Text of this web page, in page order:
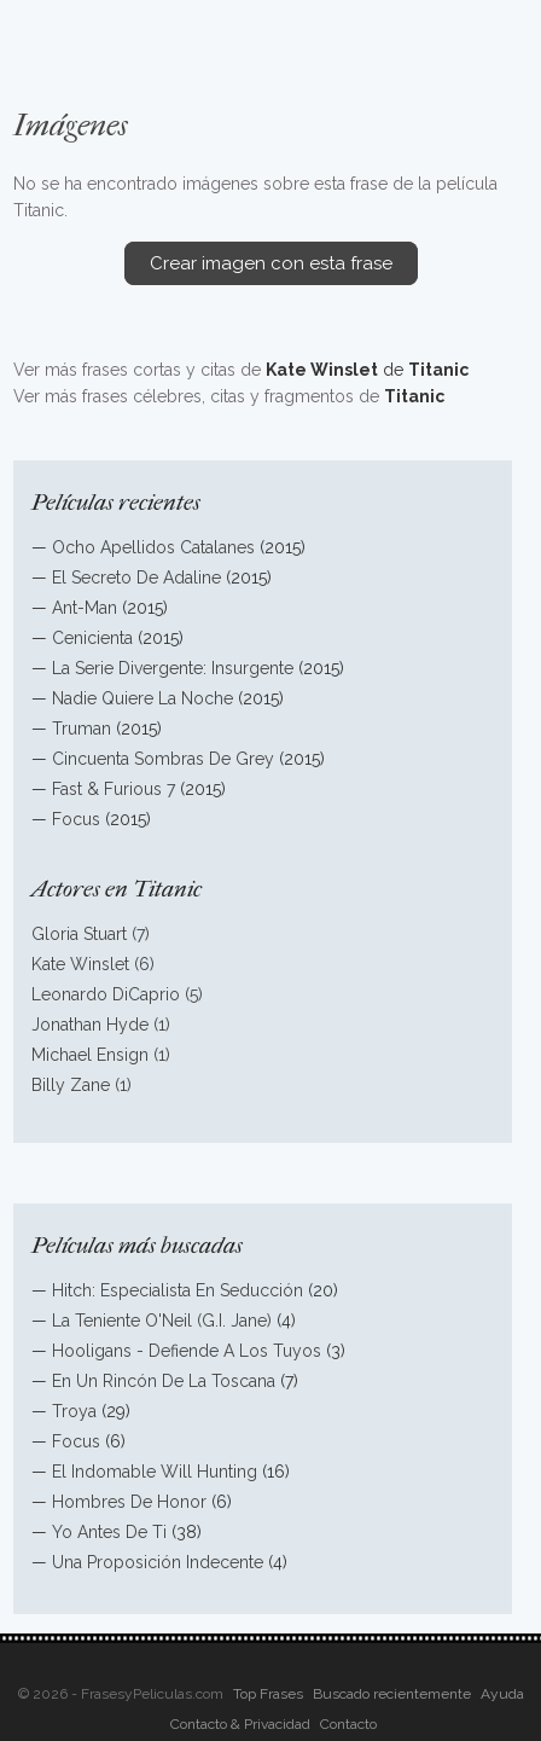
Imágenes
No se ha encontrado imágenes sobre esta frase de la película
Titanic.
Crear imagen con esta frase
Ver más frases cortas y citas de Kate Winslet de Titanic
Ver más frases célebres, citas y fragmentos de Titanic
Películas recientes
— Ocho Apellidos Catalanes (2015)
— El Secreto De Adaline (2015)
—Ant-Man (2015)
— Cenicienta (2015)
—
La Serie Divergente: Insurgente (2015)
— Nadie Quiere La Noche (2015)
—Truman (2015)
— Cincuenta Sombras De Grey (2015)
— Fast & Furious 7 (2015)
— Focus (2015)
Actores en Titanic
Gloria Stuart (7)
Kate Winslet (6)
Leonardo DiCaprio (5)
Jonathan Hyde (1)
Michael Ensign (1)
Billy Zane (1)
Películas más buscadas
— Hitch: Especialista En Seducción (20)
—
La Teniente O'Neil (G.I. Jane) (4)
— Hooligans - Defiende A Los Tuyos (3)
— En Un Rincón De La Toscana (7)
—Troya (29)
— Focus (6)
— El Indomable Will Hunting (16)
— Hombres De Honor (6)
—Yo Antes De Ti (38)
— Una Proposición Indecente (4)
© 2026 - FrasesyPeliculas.com Top Frases Buscado recientemente
Ayuda
Contacto & Privacidad
Contacto